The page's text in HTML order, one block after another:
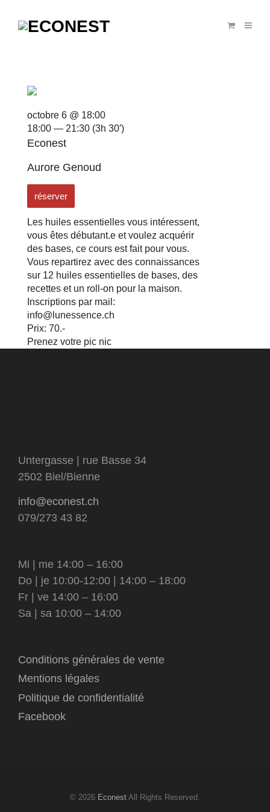
Les huiles essentielles vous intéressent,
vous êtes débutant.e et voulez acquérir
des bases, ce cours est fait pour vous.
Vous repartirez avec des connaissances
sur 12 huiles essentielles de bases, des
recettes et un roll-on pour la maison.
Inscriptions par mail:
info@lunessence.ch
Prix: 70.-
Prenez votre pic nic
octobre 6 @ 18:00
18:00 — 21:30 (3h 30′)
Econest
Aurore Genoud
réserver
Untergasse | rue Basse 34
2502 Biel/Bienne
info@econest.ch
079/273 43 82
Mi | me 14:00 – 16:00
Do | je 10:00-12:00 | 14:00 – 18:00
Fr | ve 14:00 – 16:00
Sa | sa 10:00 – 14:00
Conditions générales de vente
Mentions légales
Politique de confidentialité
Facebook
© 2026 Econest All Rights Reserved.